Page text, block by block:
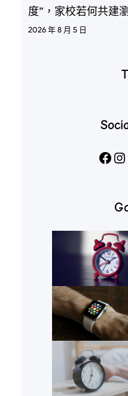
度”，家校若何共建
2026 年 8 月 5 日
Facebook Instagram